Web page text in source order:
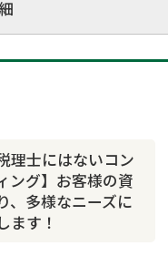
相続登記
相続税申告
理士にはないコン
ング】お客様の資
、多様なニーズに
ます！